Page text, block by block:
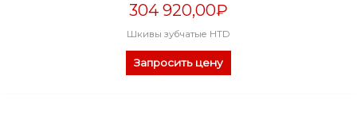
304 920,00₽
Шкивы зубчатые HTD
Запросить цену